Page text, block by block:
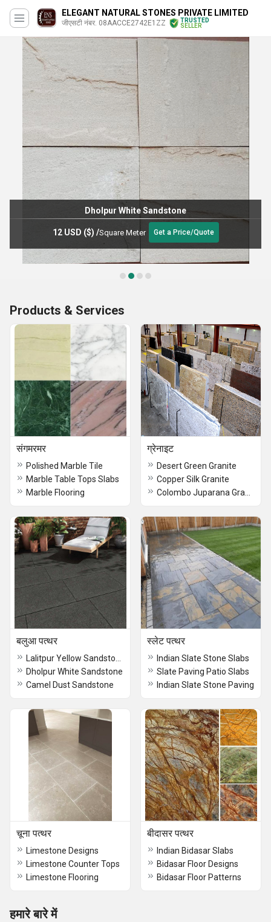
ELEGANT NATURAL STONES PRIVATE LIMITED
जीएसटी नंबर. 08AACCE2742E1ZZ
TRUSTED
SELLER
Dholpur White Sandstone
12 USD ($) /Square Meter Get a Price/Quote
Products & Services
संगमरमर
Polished Marble Tile
Marble Table Tops Slabs
Marble Flooring
ग्रेनाइट
Desert Green Granite
Copper Silk Granite
बलुआ पत्थर
Dholpur White Sandstone
Camel Dust Sandstone
स्लेट पत्थर
Indian Slate Stone Slabs
Slate Paving Patio Slabs
Indian Slate Stone Paving
चूना पत्थर
Limestone Designs
Limestone Counter Tops
Limestone Flooring
बीदासर पत्थर
Indian Bidasar Slabs
Bidasar Floor Designs
Bidasar Floor Patterns
हमारे बारे में